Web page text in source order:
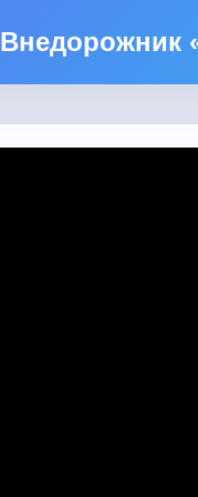
Внедорожник